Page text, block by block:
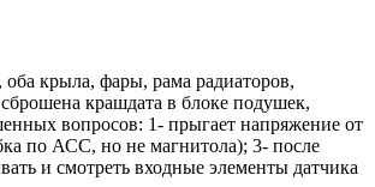
крыла, фары, рама радиаторов,
крашдата в блоке подушек,
вопросов: 1- прыгает напряжение от
по АСС, но не магнитола); 3- после
и смотреть входные элементы датчика